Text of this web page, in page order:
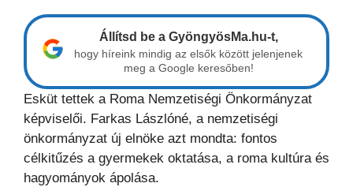
Állítsd be a GyöngyösMa.hu-t,
hogy híreink mindig az elsők között jelenjenek
meg a Google keresőben!
Esküt tettek a Roma Nemzetiségi Önkormányzat
képviselői. Farkas Lászlóné, a nemzetiségi
önkormányzat új elnöke azt mondta: fontos
célkitűzés a gyermekek oktatása, a roma kultúra és
hagyományok ápolása.